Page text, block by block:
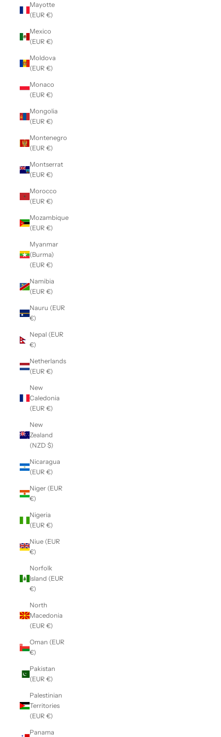
Mayotte
(EUR €)
Mexico
(EUR €)
Moldova
(EUR €)
Monaco
(EUR €)
Mongolia
(EUR €)
Montenegro
(EUR €)
Montserrat
(EUR €)
Morocco
(EUR €)
Mozambique
(EUR €)
Myanmar
(Burma)
(EUR €)
Namibia
(EUR €)
Nauru (EUR
€)
Nepal (EUR
€)
Netherlands
(EUR €)
New
Caledonia
(EUR €)
New
Zealand
(NZD $)
Nicaragua
(EUR €)
Niger (EUR
€)
Nigeria
(EUR €)
Niue (EUR
€)
Norfolk
Island (EUR
€)
North
Macedonia
(EUR €)
Oman (EUR
€)
Pakistan
(EUR €)
Palestinian
Territories
(EUR €)
Panama